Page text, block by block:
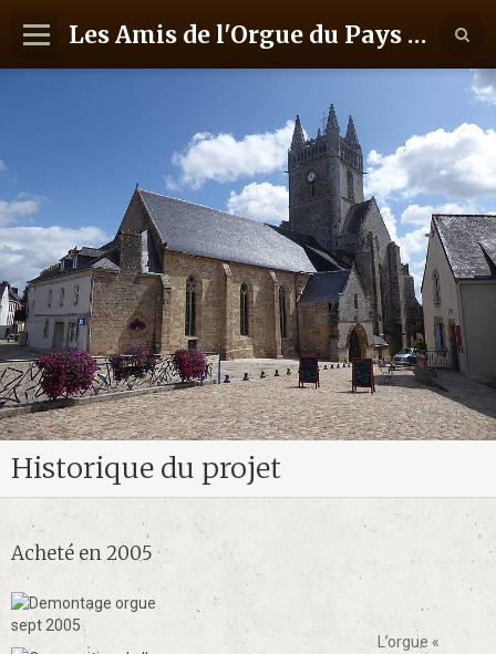
Les Amis de l'Orgue du Pays de Quimperlé
Le Financement
Nous Aider
Agenda
Historique du projet
Acheté en 2005
L’orgue «